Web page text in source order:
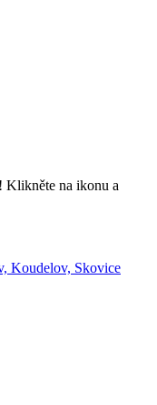
Klikněte na ikonu a
Koudelov, Skovice